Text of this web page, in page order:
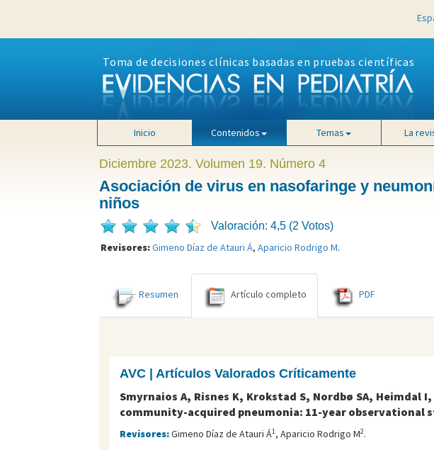
Toma de decisiones clínicas basadas en pruebas científicas
Inicio Contenidos Temas La
Diciembre 2023. Volumen 19. Número 4
Asociación de virus en nasofaringe y
niños
Valoración: 4,5 (2 Votos)
Revisores:Gimeno Díaz de Atauri Á, Aparicio Rodrigo M.
Resumen Artículo completo PDF
AVC | Artículos Valorados Críticamente
Smyrnaios A, Risnes K, Krokstad S, Nordbø SA, Heimdal
community-acquired pneumonia: 11-year observational
Revisores:Gimeno Díaz de Atauri Á1, Aparicio Rodrigo M2.